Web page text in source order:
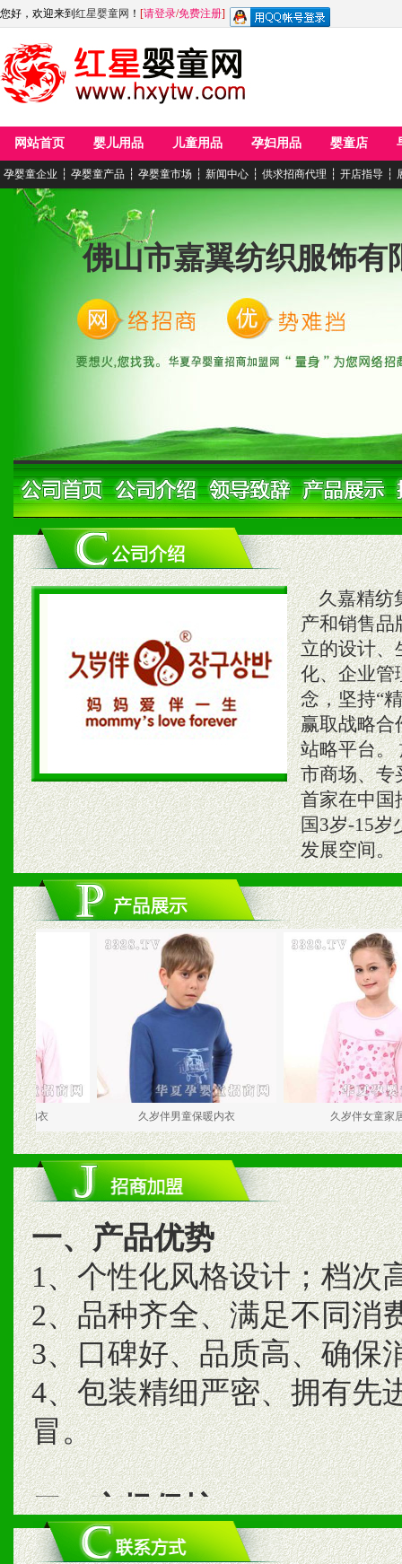
您好，欢迎来到 红星婴童网 ！ [请登录/免费注册]
网站首页 婴儿用品 儿童用品 孕妇用品 婴童店
孕婴童企业 ┆ 孕婴童产品 ┆ 孕婴童市场 ┆ 新闻中心 ┆ 供求招商代理 ┆ 开店指导 ┆
佛山市嘉翼纺织服饰有
久嘉精纺
产和销售品
立的设计、
化、企业管
念，坚持“
赢取战略合
站略平台。
市商场、专
首家在中国
国3岁-15岁
发展空间。
久岁伴男童保暖内衣 久岁伴女童家居服
一、产品优势
1、个性化风格设计；档次
2、品种齐全、满足不同消
3、口碑好、品质高、确保
4、包装精细严密、拥有先
冒。
二、市场保护
1、统一市场价格；建立全